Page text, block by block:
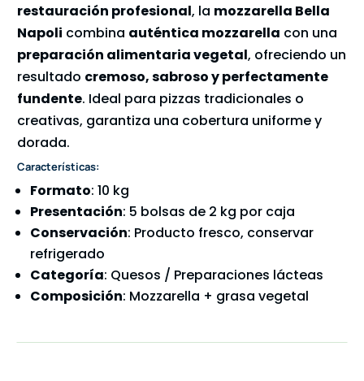
restauración profesional, la mozzarella Bella
Napoli combina auténtica mozzarella con una
preparación alimentaria vegetal, ofreciendo un
resultado cremoso, sabroso y perfectamente
fundente. Ideal para pizzas tradicionales o
creativas, garantiza una cobertura uniforme y
dorada.
Características:
Formato: 10 kg
Presentación: 5 bolsas de 2 kg por caja
Conservación: Producto fresco, conservar
refrigerado
Categoría: Quesos / Preparaciones lácteas
Composición: Mozzarella + grasa vegetal